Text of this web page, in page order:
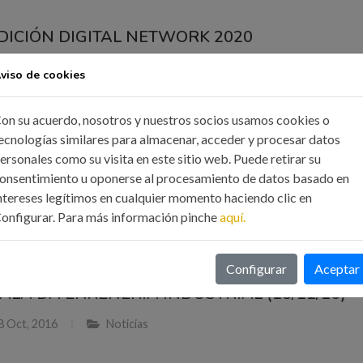
DIGITAL NETWORK 2020
evento intercambiaremos ideas, iniciativas y todo tipo de
relacionados con las tecnologías, transformación digital y la
MÁS
DA ENXEÑERÍA INDUSTRIAL (18/11/16)
Oct, 2016 Noticias
de cookies
su acuerdo, nosotros y nuestros socios usamos cookies o
similares para almacenar, acceder y procesar datos
como su visita en este sitio web. Puede retirar su
u oponerse al procesamiento de datos basado en
legítimos en cualquier momento haciendo clic en
Para más información pincheaquí.
Configurar Aceptar